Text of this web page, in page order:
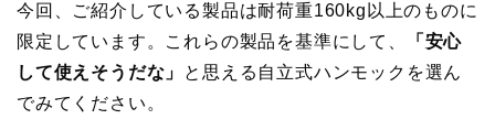
今回、ご紹介している製品は耐荷重160kg以上のものに
限定しています。これらの製品を基準にして、
「安心
して使えそうだな」
と思える自立式ハンモックを選ん
でみてください。